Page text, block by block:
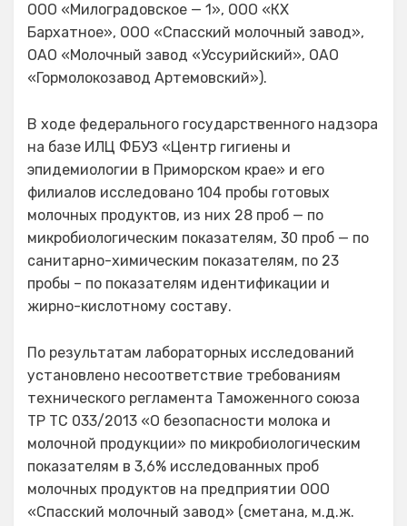
ООО «Милоградовское — 1», ООО «КХ
Бархатное», ООО «Спасский молочный завод»,
ОАО «Молочный завод «Уссурийский», ОАО
«Гормолокозавод Артемовский»).
В ходе федерального государственного надзора
на базе ИЛЦ ФБУЗ «Центр гигиены и
эпидемиологии в Приморском крае» и его
филиалов исследовано 104 пробы готовых
молочных продуктов, из них 28 проб — по
микробиологическим показателям, 30 проб — по
санитарно-химическим показателям, по 23
пробы – по показателям идентификации и
жирно-кислотному составу.
По результатам лабораторных исследований
установлено несоответствие требованиям
технического регламента Таможенного союза
ТР ТС 033/2013 «О безопасности молока и
молочной продукции» по микробиологическим
показателям в 3,6% исследованных проб
молочных продуктов на предприятии ООО
«Спасский молочный завод» (сметана, м.д.ж.